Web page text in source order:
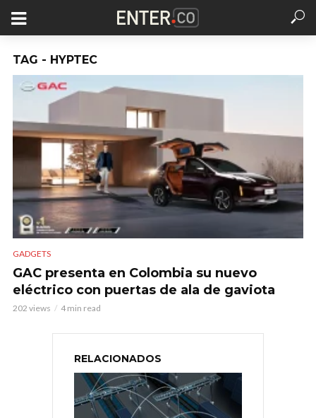
TAG - HYPTEC
GADGETS
GAC presenta en Colombia su nuevo
eléctrico con puertas de ala de gaviota
202 views 4 min read
RELACIONADOS